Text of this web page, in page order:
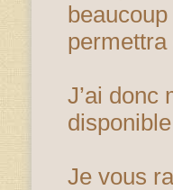
J’ai donc
Je vous